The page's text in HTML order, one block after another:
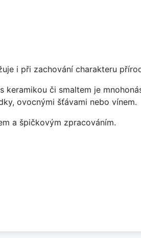
i při zachování charakteru
keramikou či smaltem je
ovocnými šťávami nebo vínem.
a špičkovým zpracováním.